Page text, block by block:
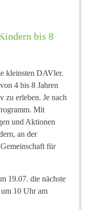
bis 8
kleinsten DAVler.
4 bis 8 Jahren
zu erleben. Je nach
Mit
und Aktionen
an der
für
19.07. die nächste
10 Uhr am